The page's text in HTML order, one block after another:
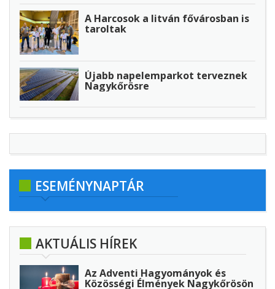
A Harcosok a litván fővárosban is
taroltak
Újabb napelemparkot terveznek
Nagykőrösre
ESEMÉNYNAPTÁR
AKTUÁLIS HÍREK
Az Adventi Hagyományok és
Közösségi Élmények Nagykőrösön